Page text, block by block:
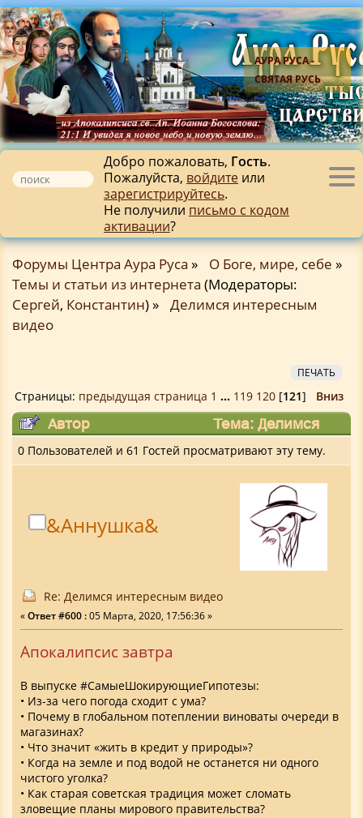
АУРА РУСА -
СВЯТАЯ РУСЬ
Добро пожаловать, Гость.
Пожалуйста, войдите или
зарегистрируйтесь.
Не получили письмо с кодом
активации?
Форумы Центра Аура Руса » О Боге, мире, себе »
Темы и статьи из интернета (Модераторы:
Сергей, Константин) »
Делимся интересным
видео
ПЕЧАТЬ
Страницы: предыдущая страница 1 ... 119 120[121] Вниз
Автор
Тема: Делимся
интересным видео (Прочитано 1222185
раз)
0 Пользователей и 61 Гостей просматривают эту тему.
&Аннушка&
Re: Делимся интересным видео
«Ответ #600 :05 Марта, 2020, 17:56:36 »
Апокалипсис завтра
В выпуске #СамыеШокирующиеГипотезы:
• Из-за чего погода сходит с ума?
• Почему в глобальном потеплении виноваты очереди в
магазинах?
• Что значит «жить в кредит у природы»?
• Когда на земле и под водой не останется ни одного
чистого уголка?
• Как старая советская традиция может сломать
зловещие планы мирового правительства?